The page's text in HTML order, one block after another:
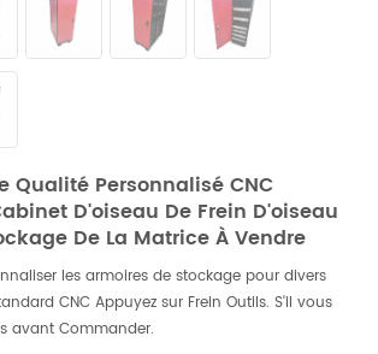
Qualité Personnalisé CNC
D'oiseau De Frein D'oiseau
De La Matrice À Vendre
les armoires de stockage pour divers
CNC Appuyez sur Frein Outils. S'il vous
avant Commander.